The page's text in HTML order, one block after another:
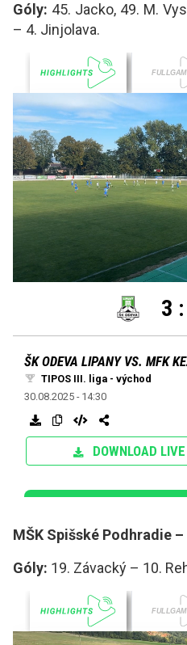
Góly: 45. Jacko, 49. M.
– 4. Jinjolava.
MŠK Spišské Podhradie –
Góly: 19. Závacký – 10.